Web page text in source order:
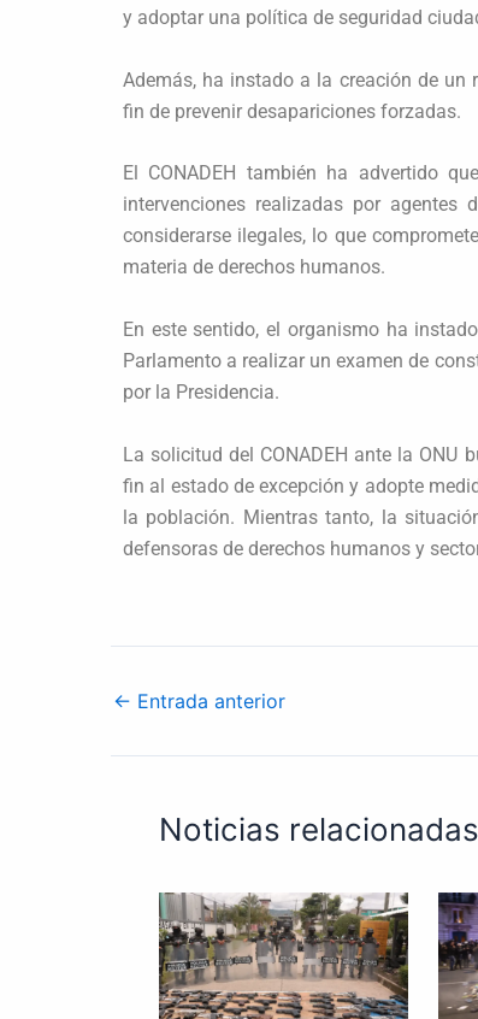
y adoptar una política de seguridad
Además, ha instado a la creación de un
fin de prevenir desapariciones forzadas.
El CONADEH también ha advertido
intervenciones realizadas por
considerarse ilegales, lo que
materia de derechos humanos.
En este sentido, el organismo ha
Parlamento a realizar un examen de
por la Presidencia.
La solicitud del CONADEH ante la ONU
fin al estado de excepción y adopte
la población. Mientras tanto, la
defensoras de derechos humanos y
← Entrada anterior
Noticias relacionadas